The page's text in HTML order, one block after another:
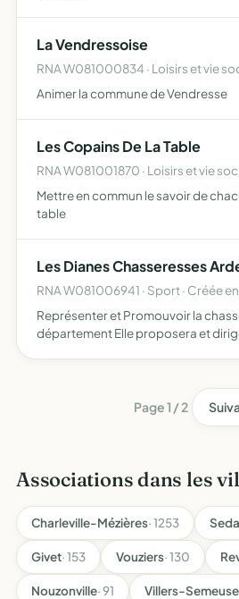
La Vendressoise
RNA W081000834 · Loisirs et vie
Animer la commune de Vendresse
Les Copains De La Table
RNA W081001870 · Loisirs et vie
Mettre en commun le savoir de
table
Les Dianes Chasseresses
RNA W081006941 · Sport · Créée
Représenter et Promouvoir la
département Elle proposera et
Page 1 / 2
Associations dans les
Charleville-Mézières· 1253
Givet· 153 Vouziers· 130
Nouzonville· 91 Villers-Semeuse